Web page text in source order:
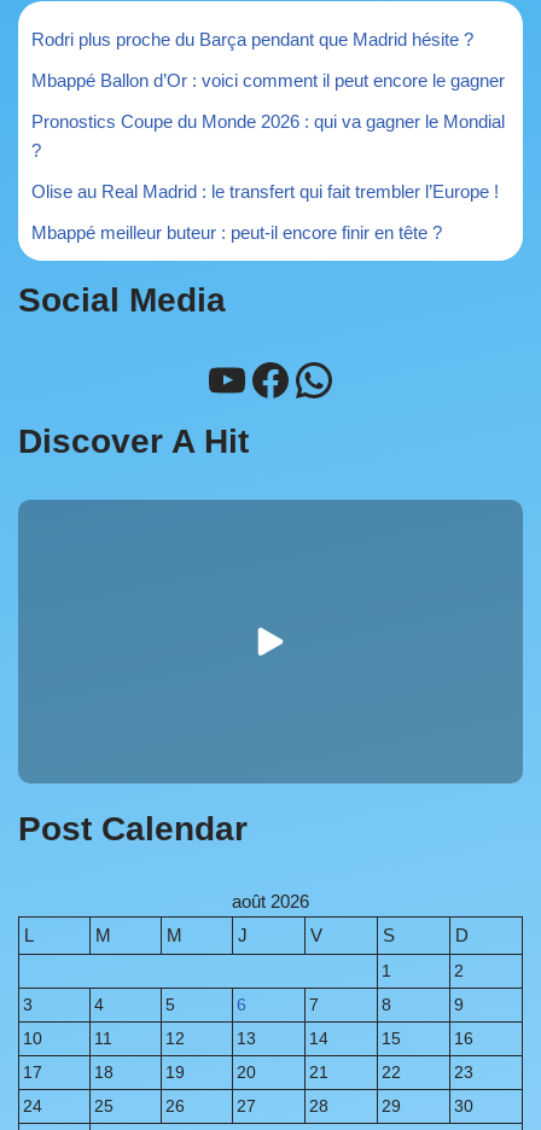
Rodri plus proche du Barça pendant que Madrid hésite ?
Mbappé Ballon d’Or : voici comment il peut encore le gagner
Pronostics Coupe du Monde 2026 : qui va gagner le Mondial
?
Olise au Real Madrid : le transfert qui fait trembler l’Europe !
Mbappé meilleur buteur : peut-il encore finir en tête ?
Social Media
Discover A Hit
Post Calendar
août 2026
L
M M J V S D
1
2
3
4 5 6 7 8
9
10
11 12 13 14 15
16
17
18 19 20 21 22
23
24
25 26 27 28 29
30